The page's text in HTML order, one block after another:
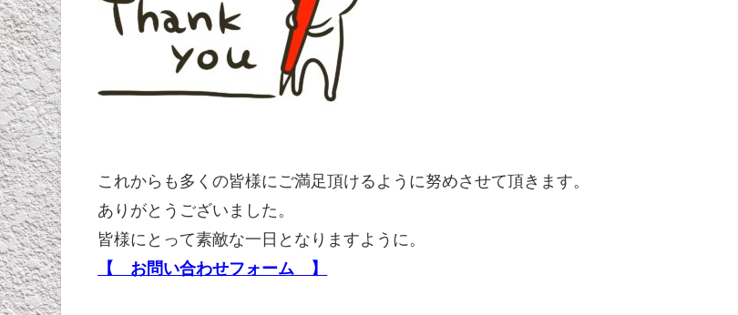
これからも多くの皆様にご満足頂けるように努めさせて頂きます。
ありがとうございました。
皆様にとって素敵な一日となりますように。
【 お問い合わせフォーム 】